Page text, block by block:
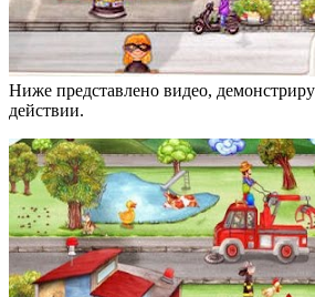
Ниже представлено видео,
действии.